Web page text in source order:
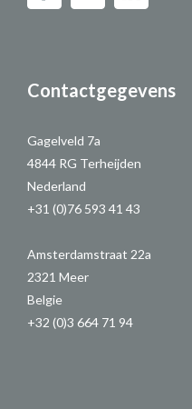
Contactgegevens
Gagelveld 7a
4844 RG Terheijden
Nederland
+31 (0)76 593 41 43
Amsterdamstraat 22a
2321 Meer
Belgie
+32 (0)3 664 71 94